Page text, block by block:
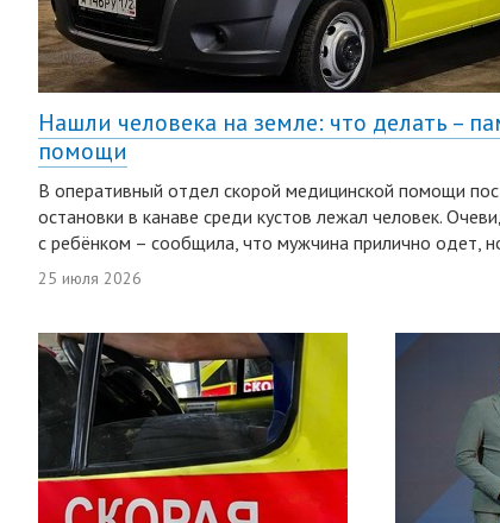
Нашли человека на земле: что делать –
помощи
В оперативный отдел скорой медицинской помощи
остановки в канаве среди кустов лежал человек.
с ребёнком – сообщила, что мужчина прилично одет,
25 июля 2026